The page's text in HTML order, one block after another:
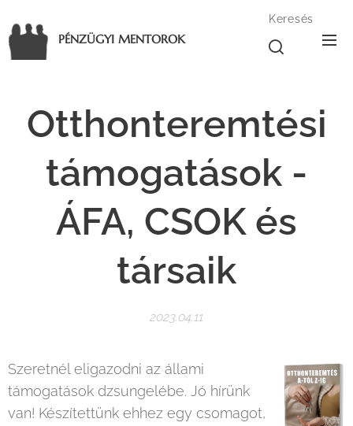
PÉNZÜGYI MENTOROK
Keresés
Otthonteremtési
támogatások -
ÁFA, CSOK és
társaik
2023.04.11
Szeretnél eligazodni az állami
támogatások dzsungelébe. Jó hírünk
van! Készítettünk ehhez egy csomagot,